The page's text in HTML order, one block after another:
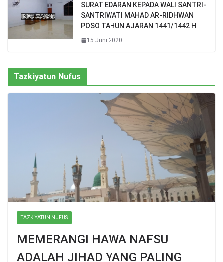
SURAT EDARAN KEPADA WALI SANTRI-
SANTRIWATI MAHAD AR-RIDHWAN
POSO TAHUN AJARAN 1441/1442 H
15 Juni 2020
Tazkiyatun Nufus
TAZKIYATUN NUFUS
MEMERANGI HAWA NAFSU
ADALAH JIHAD YANG PALING